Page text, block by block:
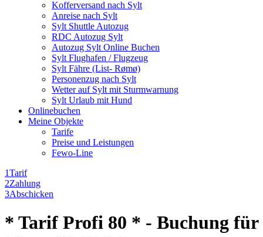
Kofferversand nach Sylt
Anreise nach Sylt
Sylt Shuttle Autozug
RDC Autozug Sylt
Autozug Sylt Online Buchen
Sylt Flughafen / Flugzeug
Sylt Fähre (List- Rømø)
Personenzug nach Sylt
Wetter auf Sylt mit Sturmwarnung
Sylt Urlaub mit Hund
Onlinebuchen
Meine Objekte
Tarife
Preise und Leistungen
Fewo-Line
1Tarif
2Zahlung
3Abschicken
* Tarif Profi 80 * - Buchung für